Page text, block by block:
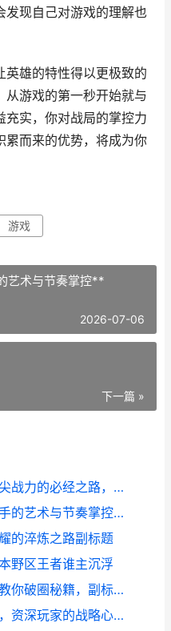
发现自己对游戏的理解也
英雄的特性得以更极致的
从游戏的第一秒开始就与
充实，你对战局的掌控力
累而来的优势，将成为你
游戏
艺术与节奏掌控**
2026-07-06
下一篇 »
王者怎么升级铭文，通往顶尖战力的必经之路，副标题，资深玩家的深度解析与高效路径
**沈梦溪怎么玩，峡谷爆破手的艺术与节奏掌控**
的淬炼之路副标题
野区王者谁主沉浮
小红书怎么推广，资深玩家教你破圈秘籍，副标题，零成本引爆游戏社区口碑
**乱世王者攻略：制霸之路，资深玩家的战略心法**